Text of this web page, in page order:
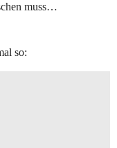
muss…
so: